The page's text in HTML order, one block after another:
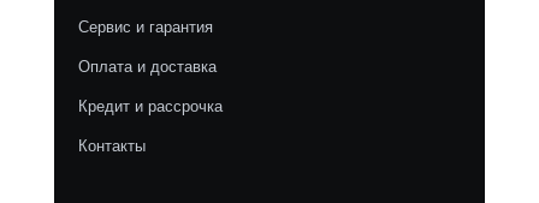
Сервис и гарантия
Оплата и доставка
Кредит и рассрочка
Контакты